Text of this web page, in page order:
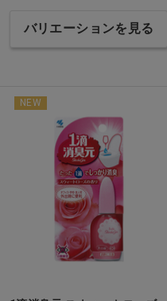
バリエーションを見る
NEW